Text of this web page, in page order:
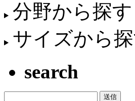
分野から探す
サイズから
search